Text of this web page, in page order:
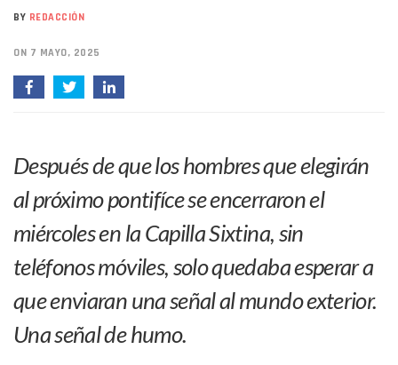
Cae El “R1”, Presunto Autor Intelectual Del Homicidio De
Citan A Siete Integrantes De La Semar Por Investigación
IMSS Invierte 12.6 MDP En Remodelar Urgencias Del
En Abril 2027 Terminarán El Centro Regional De Autismo
Puerto Vallarta Fortalece Su Promoción En California Con
Este Viernes, Lemus Inaugurará El Sistema De
Nidos De Lluvia Busca Beneficiar A 100 Familias De
Morena Cierra Filas Por La Defensa Del Agua De Calidad
BY REDACCIÓN
ON 7 MAYO, 2025
Después de que los hombres que elegirán
al próximo pontifíce se encerraron el
miércoles en la Capilla Sixtina, sin
teléfonos móviles, solo quedaba esperar a
que enviaran una señal al mundo exterior.
Una señal de humo.